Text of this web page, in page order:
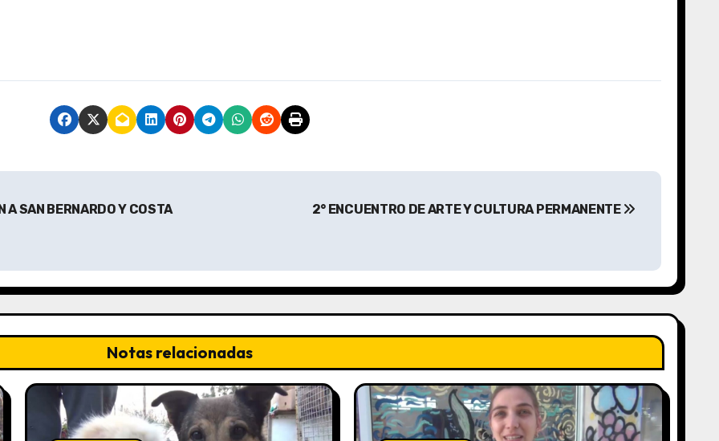
SAN BERNARDO Y COSTA
2° ENCUENTRO DE ARTE Y CULTURA PERMANENTE
Notas relacionadas